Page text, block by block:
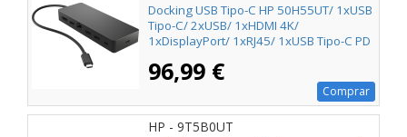
Docking USB Tipo-C HP 50H55UT/ 1xUSB
Tipo-C/ 2xUSB/ 1xHDMI 4K/
1xDisplayPort/ 1xRJ45/ 1xUSB Tipo-C PD
96,99 €
Comprar
HP - 9T5B0UT